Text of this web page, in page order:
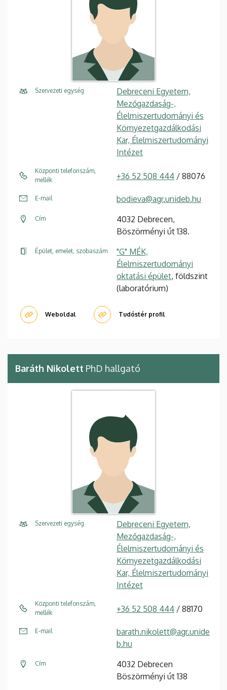
Szervezeti egység
Debreceni Egyetem,
Mezőgazdaság-,
Élelmiszertudományi és
Környezetgazdálkodási
Kar, Élelmiszertudományi
Intézet
Központi telefonszám,
mellék
+36 52 508 444 / 88076
E-mail bodieva@agr.unideb.hu
Cím
4032 Debrecen,
Böszörményi út 138.
Épület, emelet, szobaszám
"G" MÉK,
Élelmiszertudományi
oktatási épület, földszint
(laboratórium)
Weboldal Tudóstér profil
Baráth Nikolett PhD hallgató
Szervezeti egység
Debreceni Egyetem,
Mezőgazdaság-,
Élelmiszertudományi és
Környezetgazdálkodási
Kar, Élelmiszertudományi
Intézet
Központi telefonszám,
mellék
+36 52 508 444 / 88170
E-mail
barath.nikolett@agr.unide
b.hu
Cím
4032 Debrecen
Böszörményi út 138